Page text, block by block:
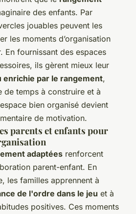
des enfants. Par
jouables peuvent les
les moments d’organisation
En fournissant des espaces
ils gèrent mieux leur
enrichie par le rangement,
de temps à construire et à
bien organisé devient
de motivation.
parents et enfants pour
adaptées renforcent
parent-enfant. En
les familles apprennent à
de l'ordre dans le jeu et à
positives. Ces moments